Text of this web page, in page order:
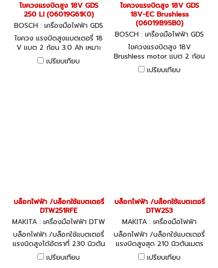
ไขควงแรงบิดสูง 18V GDS
250 LI (06019G61K0)
BOSCH : เครื่องมือไฟฟ้า GDS
250 LI (06019G61K0)
ไขควง แรงบิดสูงแบตเตอรี่ 18
V แบต 2 ก้อน 3.0 Ah เหมาะ
สำหรับงานใช้ลูกบล็อค
เปรียบเทียบ
ไขควงแรงบิดสูง 18V GDS
18V-EC Brushless
(06019B95B0)
BOSCH : เครื่องมือไฟฟ้า GDS
18V-EC Brushless (06019B9
5B0)
ไขควงแรงบิดสูง 18V
Brushless motor แบต 2 ก้อน
4.0 Ah+แท่นชาร์จเร็ว 185 Nm
2800 รอบ/นาที อัตราการ
เปรียบเทียบ
บล็อกไฟฟ้า /บล็อกใช้แบตเตอรี่
DTW251RFE
MAKITA : เครื่องมือไฟฟ้า DTW
251RFE
บล็อกไฟฟ้า /บล็อกใช้แบตเตอรี่
แรงบิดสูงได้อัตราที่ 230 นิวตัน
เมตร (2,040 นิ้วปอนด์) แรง
ดันไฟฟ้า 18 โวลท์
เปรียบเทียบ
บล็อกไฟฟ้า /บล็อกใช้แบตเตอรี่
DTW253
MAKITA : เครื่องมือไฟฟ้า
บล็อกไฟฟ้า /บล็อกใช้แบตเตอรี่
แรงบิดสูงสุด 210 นิวตันเมตร
(1,860 นิ้วปอนด์) แรงดันไฟฟ้า
18 โวลท์
เปรียบเทียบ